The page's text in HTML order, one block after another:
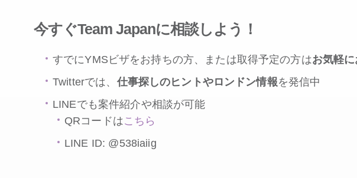
今すぐTeam Japanに相談しよう！
すでにYMSビザをお持ちの方、または取得予定の方はお気軽
Twitterでは、 仕事探しのヒントやロンドン情報を発信中
LINEでも案件紹介や相談が可能
QRコードはこちら
LINE ID: @538iaiig